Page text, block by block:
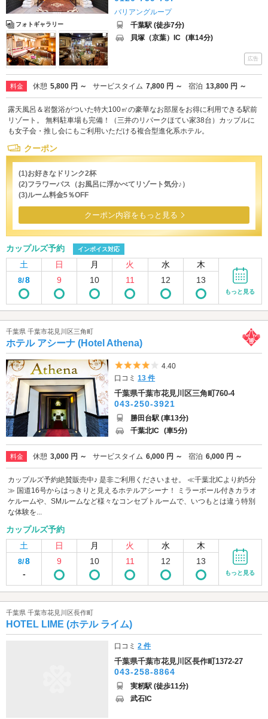
フォトギャラリー
バリアングループ
千葉駅 (徒歩7分)
貝塚（京葉）IC (車14分)
広告
料金 休憩 5,800 円 ～ サービスタイム 7,800 円 ～ 宿泊 13,800 円 ～
露天風呂＆岩盤浴がついた特大100㎡の豪華なお部屋をお得に利用できる駅前
リゾート。 無料駐車場も完備！（三井のリパークほてい家38台）カップルに
も女子会・推し会にもご利用いただける複合型進化系ホテル。
クーポン
(1)お好きなドリンク2杯
(2)フラワーバス（お風呂に浮かべてリゾート気分♪）
(3)ルーム料金5％OFF
クーポン内容をもっと見る
カップルズ予約 インボイス対応
土 日 月 火 水 木
8/8 9 10 11 12 13
もっと見る
千葉県 千葉市花見川区三角町
ホテル アシーナ (Hotel Athena)
5つ星のうち4
4.40
口コミ13 件
千葉県千葉市花見川区三角町760-4
043-250-3921
勝田台駅 (車13分)
千葉北IC (車5分)
料金 休憩 3,000 円 ～ サービスタイム 6,000 円 ～ 宿泊 6,000 円 ～
カップルズ予約絶賛販売中♪ 是非ご利用くださいませ。 ≪千葉北ICより約5分
≫ 国道16号からはっきりと見えるホテルアシーナ！ ミラーボール付きカラオ
ケルームや、SMルームなど様々なコンセプトルームで、いつもとは違う特別
な体験を...
カップルズ予約
土
日 月 火 水 木
8/8
-
9 10 11 12 13
もっと見る
千葉県 千葉市花見川区長作町
HOTEL LIME (ホテル ライム)
口コミ2 件
千葉県千葉市花見川区長作町1372-27
043-258-8864
実籾駅 (徒歩11分)
武石IC